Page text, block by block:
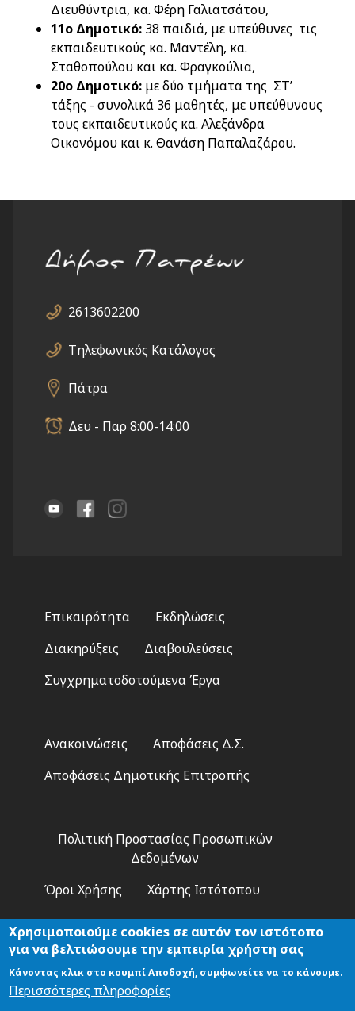
Διευθύντρια, κα. Φέρη Γαλιατσάτου,
11ο Δημοτικό: 38 παιδιά, με υπεύθυνες τις
εκπαιδευτικούς κα. Μαντέλη, κα.
Σταθοπούλου και κα. Φραγκούλια,
20ο Δημοτικό: με δύο τμήματα της ΣΤ’
τάξης - συνολικά 36 μαθητές, με υπεύθυνους
τους εκπαιδευτικούς κα. Αλεξάνδρα
Οικονόμου και κ. Θανάση Παπαλαζάρου.
2613602200
Τηλεφωνικός Κατάλογος
Πάτρα
Δευ - Παρ 8:00-14:00
menu
Επικαιρότητα
Εκδηλώσεις
Διακηρύξεις
Διαβουλεύσεις
Συγχρηματοδοτούμενα Έργα
2
Ανακοινώσεις
Αποφάσεις Δ.Σ.
Αποφάσεις Δημοτικής Επιτροπής
Πολιτική Προστασίας Προσωπικών
Δεδομένων
Όροι Χρήσης
Χάρτης Ιστότοπου
Αναζήτηση
Χρησιμοποιούμε cookies σε αυτόν τον ιστότοπο
για να βελτιώσουμε την εμπειρία χρήστη σας
Κάνοντας κλικ στο κουμπί Αποδοχή, συμφωνείτε να το κάνουμε.
Περισσότερες πληροφορίες